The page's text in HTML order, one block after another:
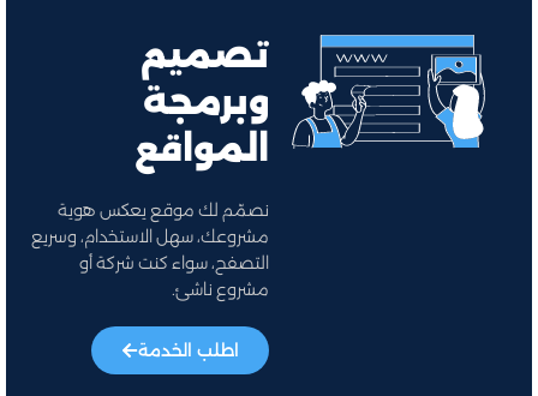
تصميم
وبرمجة
المواقع
نصمّم لك موقع يعكس هوية
مشروعك، سهل الاستخدام، وسريع
التصفح، سواء كنت شركة أو
مشروع ناشئ.
اطلب الخدمة